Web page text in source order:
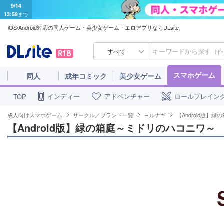
9/14
13:59まで
iOS/Android対応の同人ゲーム・美少女ゲーム・エロアプリならDLsite
すべて
同人 成年コミック 美少女ゲーム スマホゲーム
TOP インディー アドベンチャー ロールプレイン
成人向けスマホゲーム サークル／ブランド一覧 ヨルナギ 【Android版】緑
【Android版】緑の箱庭～ミドリのハコニワ～